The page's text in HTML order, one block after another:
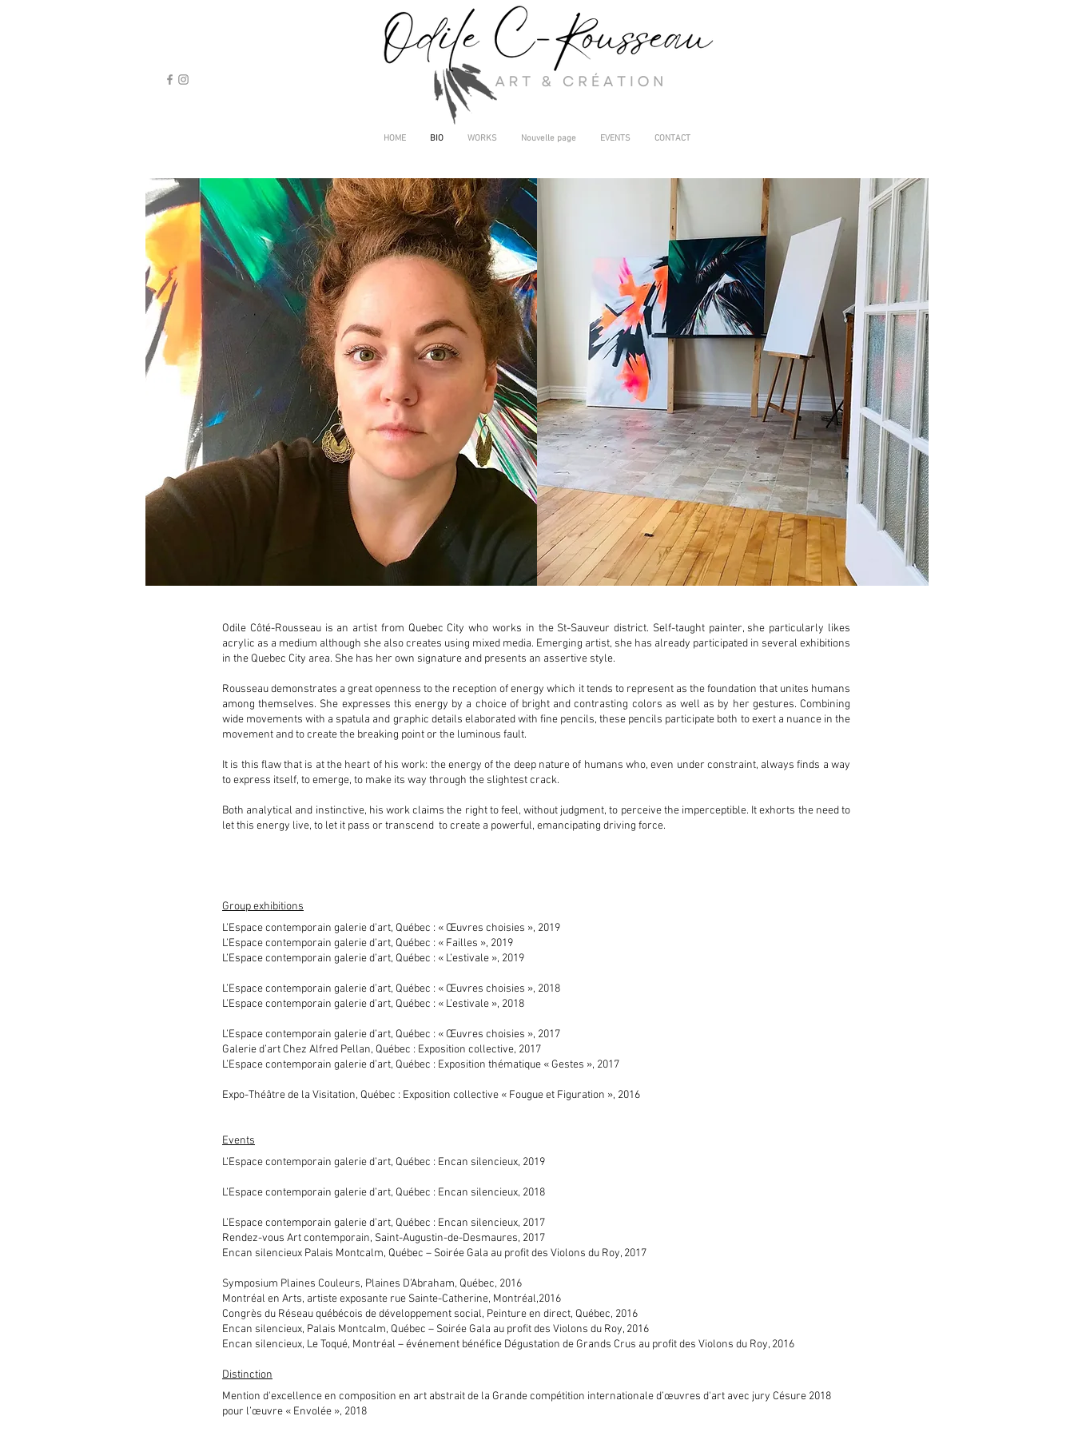
HOME BIO WORKS Nouvelle page EVENTS CONTACT
Odile Côté-Rousseau is an artist from Quebec City who works in the St-Sauveur district. Self-taught painter, she particularly likes
acrylic as a medium although she also creates using mixed media. Emerging artist, she has already participated in several exhibitions
in the Quebec City area. She has her own signature and presents an assertive style.
Rousseau demonstrates a great openness to the reception of energy which it tends to represent as the foundation that unites humans
among themselves. She expresses this energy by a choice of bright and contrasting colors as well as by her gestures. Combining
wide movements with a spatula and graphic details elaborated with fine pencils, these pencils participate both to exert a nuance in the
movement and to create the breaking point or the luminous fault.
It is this flaw that is at the heart of his work: the energy of the deep nature of humans who, even under constraint, always finds a way
to express itself, to emerge, to make its way through the slightest crack.
Both analytical and instinctive, his work claims the right to feel, without judgment, to perceive the imperceptible. It exhorts the need to
let this energy live, to let it pass or transcend to create a powerful, emancipating driving force.
Group exhibitions
L’Espace contemporain galerie d’art, Québec : « Œuvres choisies », 2019
L’Espace contemporain galerie d’art, Québec : « Failles », 2019
L’Espace contemporain galerie d’art, Québec : « L’estivale », 2019
L’Espace contemporain galerie d’art, Québec : « Œuvres choisies », 2018
L’Espace contemporain galerie d’art, Québec : « L’estivale », 2018
L’Espace contemporain galerie d’art, Québec : « Œuvres choisies », 2017
Galerie d’art Chez Alfred Pellan, Québec : Exposition collective, 2017
L’Espace contemporain galerie d’art, Québec : Exposition thématique « Gestes », 2017
Expo-Théâtre de la Visitation, Québec : Exposition collective « Fougue et Figuration », 2016
Events
L’Espace contemporain galerie d’art, Québec : Encan silencieux, 2019
L’Espace contemporain galerie d’art, Québec : Encan silencieux, 2018
L’Espace contemporain galerie d’art, Québec : Encan silencieux, 2017
Rendez-vous Art contemporain, Saint-Augustin-de-Desmaures, 2017
Encan silencieux Palais Montcalm, Québec – Soirée Gala au profit des Violons du Roy, 2017
Symposium Plaines Couleurs, Plaines D’Abraham, Québec, 2016
Montréal en Arts, artiste exposante rue Sainte-Catherine, Montréal,2016
Congrès du Réseau québécois de développement social, Peinture en direct, Québec, 2016
Encan silencieux, Palais Montcalm, Québec – Soirée Gala au profit des Violons du Roy, 2016
Encan silencieux, Le Toqué, Montréal – événement bénéfice Dégustation de Grands Crus au profit des Violons du Roy, 2016
Distinction
Mention d'excellence en composition en art abstrait de la Grande compétition internationale d’œuvres d'art avec jury Césure 2018
pour l’œuvre « Envolée », 2018